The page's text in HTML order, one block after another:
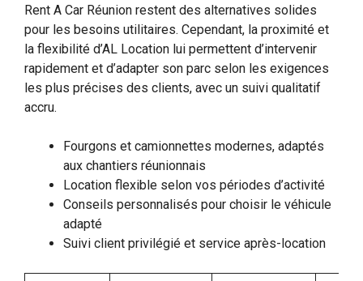
Rent A Car Réunion restent des alternatives solides
pour les besoins utilitaires. Cependant, la proximité et
la flexibilité d’AL Location lui permettent d’intervenir
rapidement et d’adapter son parc selon les exigences
les plus précises des clients, avec un suivi qualitatif
accru.
Fourgons et camionnettes modernes, adaptés
aux chantiers réunionnais
Location flexible selon vos périodes d’activité
Conseils personnalisés pour choisir le véhicule
adapté
Suivi client privilégié et service après-location